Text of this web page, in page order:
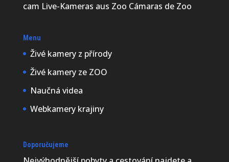
cam Live-Kameras aus Zoo Cámaras de Zoo
Menu
Živé kamery z přírody
Živé kamery ze ZOO
Naučná videa
Webkamery krajiny
Doporučujeme